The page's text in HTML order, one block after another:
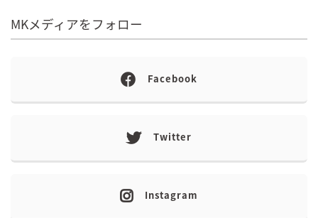
MKメディアをフォロー
Facebook
Twitter
Instagram